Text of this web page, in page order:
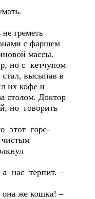
греметь
с фаршем
массы.
но с кетчупом
стал, высыпав в
их кофе и
столом. Доктор
но говорить
этот горе-
нас терпит. –
же кошка! –